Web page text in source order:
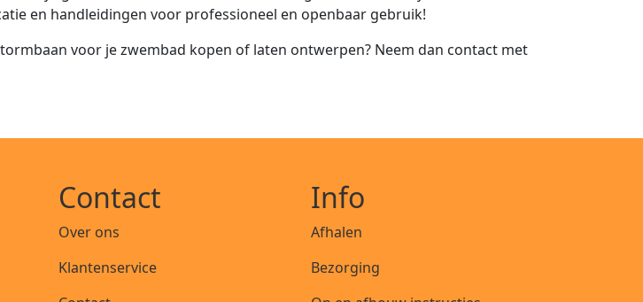
en handleidingen voor professioneel en openbaar gebruik!
voor je zwembad kopen of laten ontwerpen? Neem dan contact met
Contact
Over ons
Klantenservice
Info
Afhalen
Bezorging